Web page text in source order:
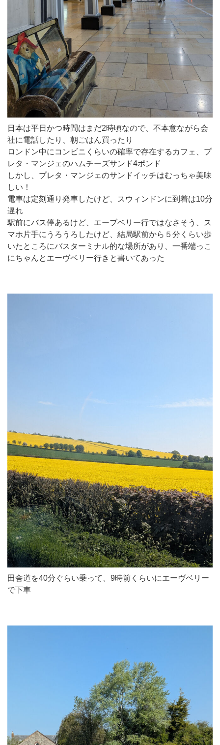
日本は平日かつ時間はまだ2時頃なので、不本意ながら会
社に電話したり、朝ごはん買ったり
ロンドン中にコンビニくらいの確率で存在するカフェ、プ
レタ・マンジェのハムチーズサンド4ポンド
しかし、プレタ・マンジェのサンドイッチはむっちゃ美味
しい！
電車は定刻通り発車したけど、スウィンドンに到着は10分
遅れ
駅前にバス停あるけど、エーブベリー行ではなさそう、ス
マホ片手にうろうろしたけど、結局駅前から５分くらい歩
いたところにバスターミナル的な場所があり、一番端っこ
にちゃんとエーヴベリー行きと書いてあった
田舎道を40分ぐらい乗って、9時前くらいにエーヴベリー
で下車